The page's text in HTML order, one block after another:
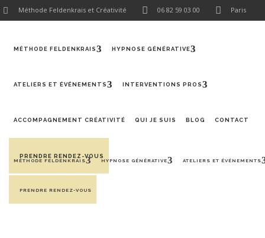
Méthode Feldenkrais et Créativité 06 82 59 03 00 Paris
MÉTHODE FELDENKRAIS HYPNOSE GÉNÉRATIVE ATELIERS ET ÉVÉNEMENTS
PRENDRE RENDEZ-VOUS
MÉTHODE FELDENKRAIS HYPNOSE GÉNÉRATIVE
ATELIERS ET ÉVÉNEMENTS INTERVENTIONS PROS
ACCOMPAGNEMENT CRÉATIVITÉ QUI JE SUIS BLOG CONTACT
PRENDRE RENDEZ-VOUS